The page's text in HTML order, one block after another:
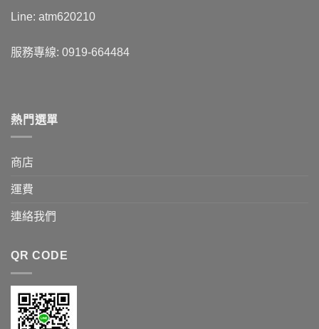
Line: atm620210
服務專線: 0919-664484
熱門選單
商店
運費
連絡我們
QR CODE